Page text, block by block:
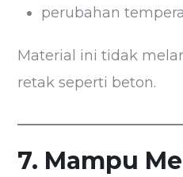
perubahan
Material ini tidak
retak seperti beton.
7. Mampu